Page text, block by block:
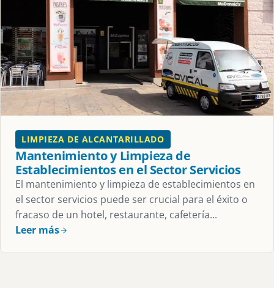
LIMPIEZA DE ALCANTARILLADO
Mantenimiento y Limpieza de
Establecimientos en el Sector Servicios
El mantenimiento y limpieza de establecimientos en
el sector servicios puede ser crucial para el éxito o
fracaso de un hotel, restaurante, cafetería...
Leer más